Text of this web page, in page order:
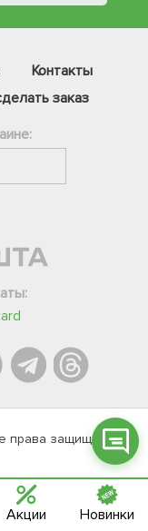
Контакты
заказ
права защищены
Телеграм
Вайбер
Онлайн чат
Акции Новинки